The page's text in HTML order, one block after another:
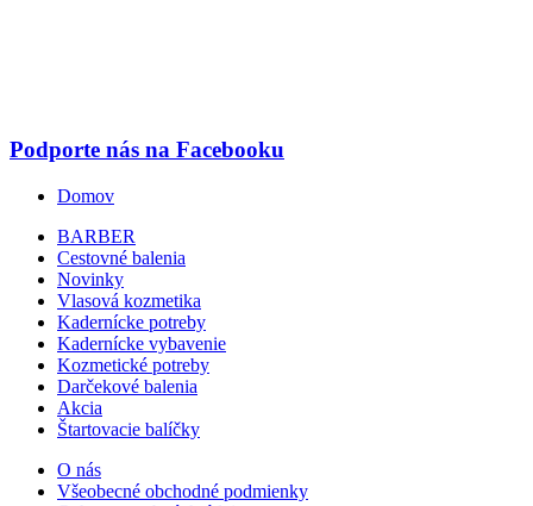
Podporte nás na Facebooku
Domov
BARBER
Cestovné balenia
Novinky
Vlasová kozmetika
Kadernícke potreby
Kadernícke vybavenie
Kozmetické potreby
Darčekové balenia
Akcia
Štartovacie balíčky
O nás
Všeobecné obchodné podmienky